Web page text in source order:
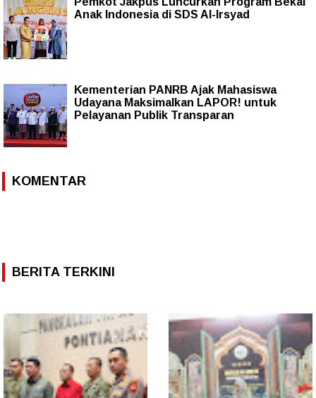
Anak Indonesia di SDS Al-Irsyad
Kementerian PANRB Ajak Mahasiswa
Udayana Maksimalkan LAPOR! untuk
Pelayanan Publik Transparan
KOMENTAR
BERITA TERKINI